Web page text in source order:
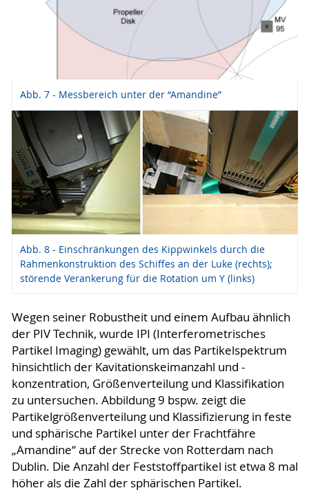
Abb. 7 - Messbereich unter der “Amandine”
Abb. 8 - Einschränkungen des Kippwinkels durch die
Rahmenkonstruktion des Schiffes an der Luke (rechts);
störende Verankerung für die Rotation um Y (links)
Wegen seiner Robustheit und einem Aufbau ähnlich
der PIV Technik, wurde IPI (Interferometrisches
Partikel Imaging) gewählt, um das Partikelspektrum
hinsichtlich der Kavitationskeimanzahl und -
konzentration, Größenverteilung und Klassifikation
zu untersuchen. Abbildung 9 bspw. zeigt die
Partikelgrößenverteilung und Klassifizierung in feste
und sphärische Partikel unter der Frachtfähre
„Amandine“ auf der Strecke von Rotterdam nach
Dublin. Die Anzahl der Feststoffpartikel ist etwa 8 mal
höher als die Zahl der sphärischen Partikel.